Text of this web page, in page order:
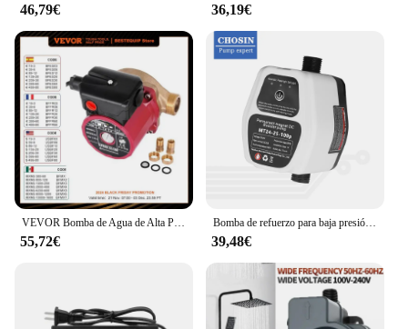
46,79€ 36,19€
55,72€
Bomba de refuerzo para baja presión de agua, calentador de agua automático, ducha, inodoro, 100W
39,48€